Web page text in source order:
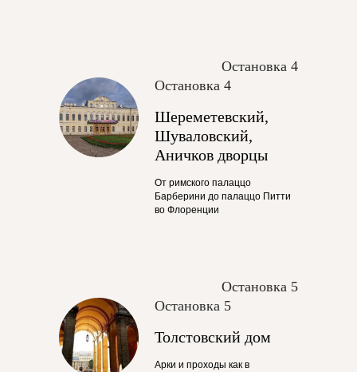
Остановка 4
Остановка 4
Шереметевский,
Шуваловский,
Аничков дворцы
От римского палаццо
Барберини до палаццо Питти
во Флоренции
Остановка 5
Остановка 5
Толстовский дом
Арки и проходы как в